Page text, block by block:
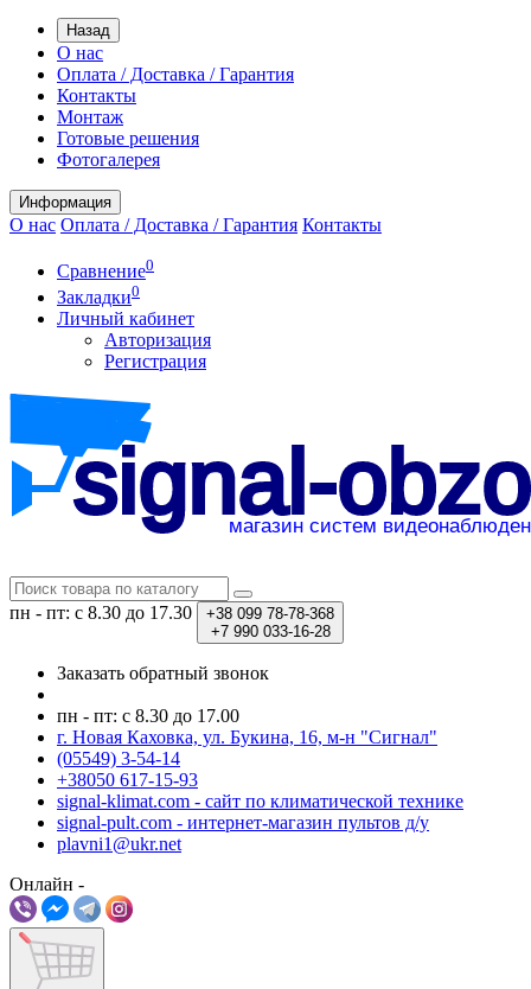
Назад
О нас
Оплата / Доставка / Гарантия
Контакты
Монтаж
Готовые решения
Фотогалерея
Информация
О нас Оплата / Доставка / Гарантия Контакты
Сравнение0
Закладки0
Личный кабинет
Авторизация
Регистрация
пн - пт: с 8.30 до 17.30 +38 099 78-78-368
+7990 033-16-28
Заказать обратный звонок
пн - пт: с 8.30 до 17.00
г. Новая Каховка, ул. Букина, 16, м-н "Сигнал"
(05549) 3-54-14
+38050 617-15-93
signal-klimat.com - сайт по климатической технике
signal-pult.com - интернет-магазин пультов д/у
plavni1@ukr.net
Онлайн -